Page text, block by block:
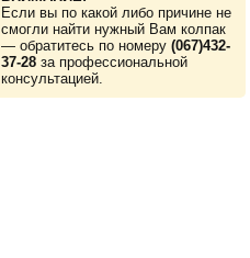
Если вы по какой либо причине не
смогли найти нужный Вам колпак
— обратитесь по номеру (067)432-
37-28 за профессиональной
консультацией.